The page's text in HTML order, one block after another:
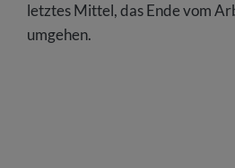
letztes Mittel, das Ende vom
umgehen.